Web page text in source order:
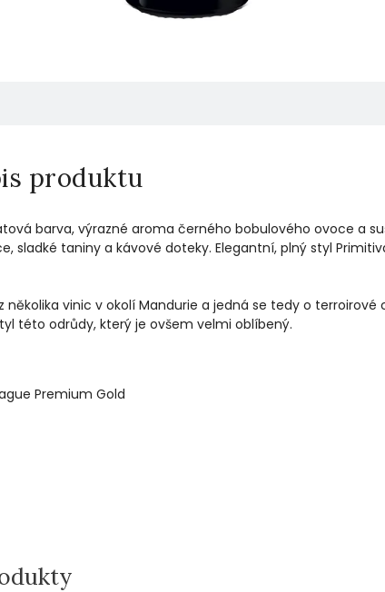
produktu
barva, výrazné aroma černého bobulového ovoce a
sladké taniny a kávové doteky. Elegantní, plný styl
několika vinic v okolí Mandurie a jedná se tedy o terroirové
této odrůdy, který je ovšem velmi oblíbený.
Premium Gold